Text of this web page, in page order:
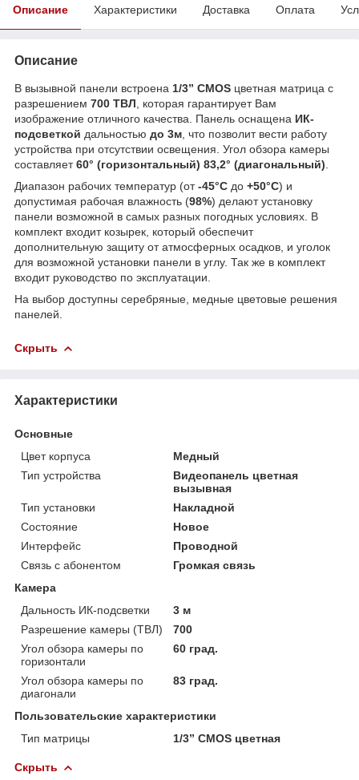
Описание Характеристики Доставка Оплата
Описание
В вызывной панели встроена 1/3” CMOS цветная матрица с
разрешением 700 ТВЛ , которая гарантирует Вам
изображение отличного качества. Панель оснащена ИК-
подсветкой дальностью до 3м , что позволит вести работу
устройства при отсутствии освещения. Угол обзора камеры
составляет60° (горизонтальный) 83,2° (диагональный)
Диапазон рабочих температур (от-45°С до +50°С) и
допустимая рабочая влажность (98%) делают установку
панели возможной в самых разных погодных условиях. В
комплект входит козырек, который обеспечит
дополнительную защиту от атмосферных осадков, и уголок
для возможной установки панели в углу. Так же в комплект
входит руководство по эксплуатации.
На выбор доступны серебряные, медные цветовые решения
панелей.
Скрыть
Характеристики
Основные
Цвет корпуса
Медный
Тип устройства
Видеопанель цветная
вызывная
Тип установки
Накладной
Состояние
Новое
Интерфейс
Проводной
Связь с абонентом
Громкая связь
Камера
Дальность ИК-подсветки
3 м
Разрешение камеры (ТВЛ)
700
Угол обзора камеры по
горизонтали
60 град.
Угол обзора камеры по
диагонали
83 град.
Пользовательские характеристики
Тип матрицы
1/3” CMOS цветная
Скрыть